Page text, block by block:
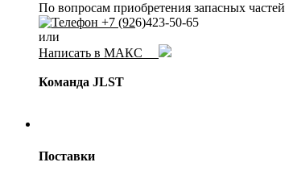
По вопросам приобретения запасных частей
+7 (926)423-50-65
или
Написать в МАКС
Команда JLST
Поставки